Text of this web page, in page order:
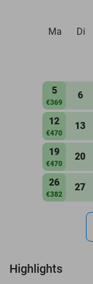
Ma
Di
5
€369
6
12
€470
13
19
€470
20
26
€382
27
Highlights